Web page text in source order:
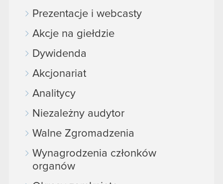
Prezentacje i webcasty
Akcje na giełdzie
Dywidenda
Akcjonariat
Analitycy
Niezależny audytor
Walne Zgromadzenia
Wynagrodzenia członków
organów